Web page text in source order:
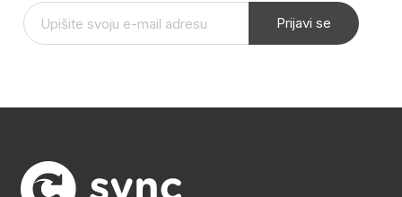
Prijavi se